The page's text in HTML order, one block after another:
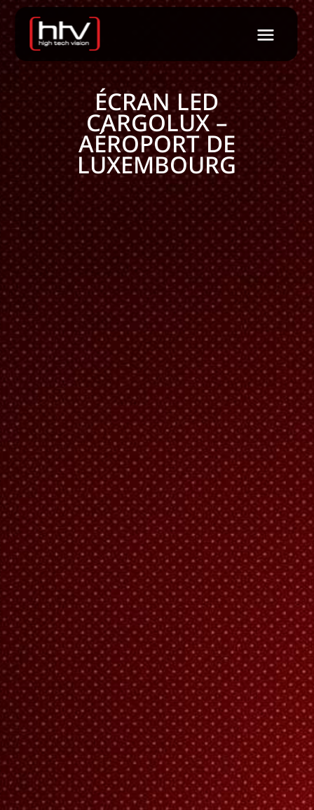
ÉCRAN LED
CARGOLUX –
AÉROPORT DE
LUXEMBOURG